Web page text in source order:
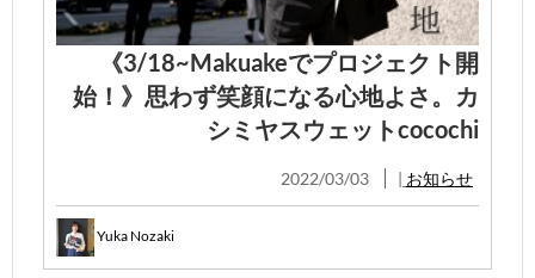
《3/18~Makuakeでプロジェクト開
始！》思わず笑顔になる心地よさ。カ
シミヤスウェットcocochi
2022/03/03 | お知らせ
Yuka Nozaki